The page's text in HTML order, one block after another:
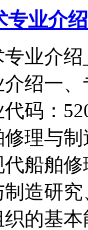
专业介
业介
绍一
：
理与
船舶
造研
的基